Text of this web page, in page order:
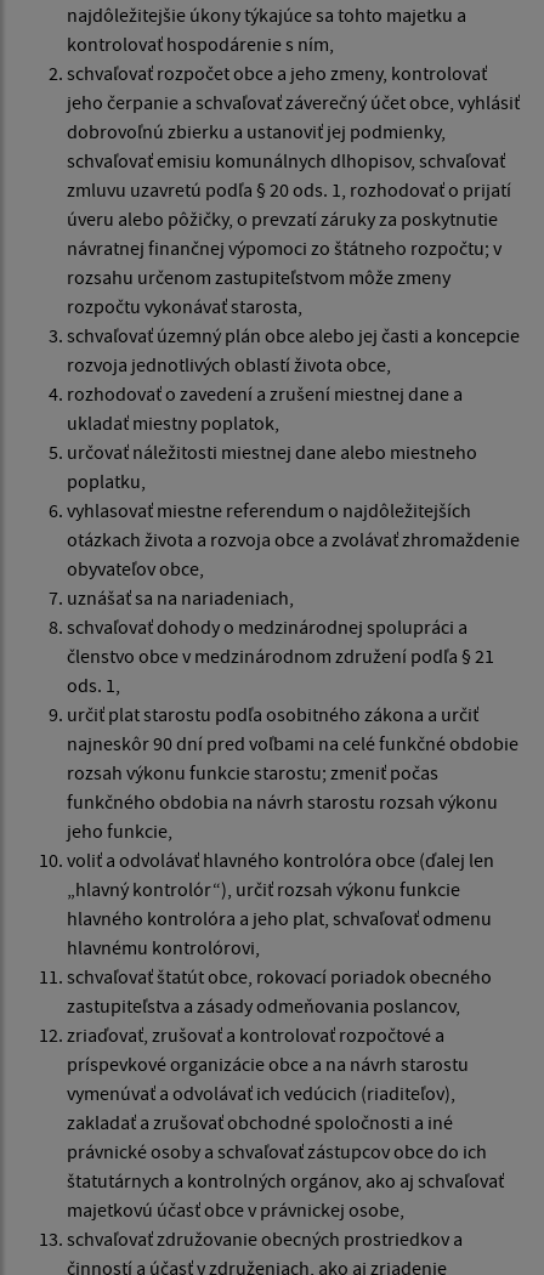
najdôležitejšie úkony týkajúce sa tohto majetku a
kontrolovať hospodárenie s ním,
schvaľovať rozpočet obce a jeho zmeny, kontrolovať
jeho čerpanie a schvaľovať záverečný účet obce, vyhlásiť
dobrovoľnú zbierku a ustanoviť jej podmienky,
schvaľovať emisiu komunálnych dlhopisov, schvaľovať
zmluvu uzavretú podľa § 20 ods. 1, rozhodovať o prijatí
úveru alebo pôžičky, o prevzatí záruky za poskytnutie
návratnej finančnej výpomoci zo štátneho rozpočtu; v
rozsahu určenom zastupiteľstvom môže zmeny
rozpočtu vykonávať starosta,
schvaľovať územný plán obce alebo jej časti a koncepcie
rozvoja jednotlivých oblastí života obce,
rozhodovať o zavedení a zrušení miestnej dane a
ukladať miestny poplatok,
určovať náležitosti miestnej dane alebo miestneho
poplatku,
vyhlasovať miestne referendum o najdôležitejších
otázkach života a rozvoja obce a zvolávať zhromaždenie
obyvateľov obce,
uznášať sa na nariadeniach,
schvaľovať dohody o medzinárodnej spolupráci a
členstvo obce v medzinárodnom združení podľa § 21
ods. 1,
určiť plat starostu podľa osobitného zákona a určiť
najneskôr 90 dní pred voľbami na celé funkčné obdobie
rozsah výkonu funkcie starostu; zmeniť počas
funkčného obdobia na návrh starostu rozsah výkonu
jeho funkcie,
voliť a odvolávať hlavného kontrolóra obce (ďalej len
„hlavný kontrolór“), určiť rozsah výkonu funkcie
hlavného kontrolóra a jeho plat, schvaľovať odmenu
hlavnému kontrolórovi,
schvaľovať štatút obce, rokovací poriadok obecného
zastupiteľstva a zásady odmeňovania poslancov,
zriaďovať, zrušovať a kontrolovať rozpočtové a
príspevkové organizácie obce a na návrh starostu
vymenúvať a odvolávať ich vedúcich (riaditeľov),
zakladať a zrušovať obchodné spoločnosti a iné
právnické osoby a schvaľovať zástupcov obce do ich
štatutárnych a kontrolných orgánov, ako aj schvaľovať
majetkovú účasť obce v právnickej osobe,
schvaľovať združovanie obecných prostriedkov a
činností a účasť v združeniach, ako aj zriadenie